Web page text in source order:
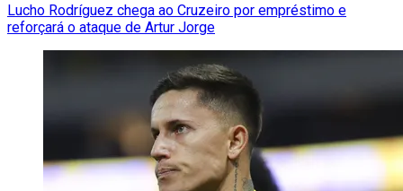
Lucho Rodríguez chega ao Cruzeiro por empréstimo e
reforçará o ataque de Artur Jorge